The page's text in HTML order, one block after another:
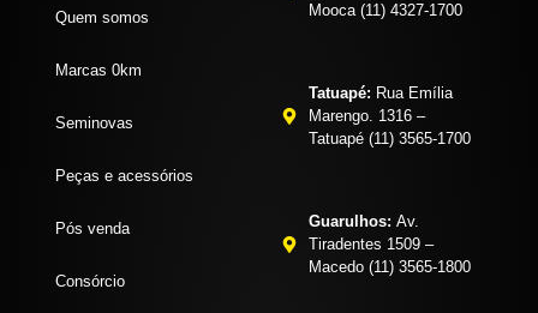
Quem somos
Marcas 0km
Seminovas
Peças e acessórios
Pós venda
Consórcio
Mooca (11) 4327-1700
Tatuapé: Rua Emília
Marengo. 1316 –
Tatuapé (11) 3565-1700
Guarulhos: Av.
Tiradentes 1509 –
Macedo (11) 3565-1800